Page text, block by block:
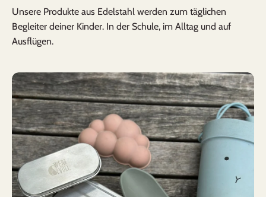
Unsere Produkte aus Edelstahl werden zum täglichen
Begleiter deiner Kinder. In der Schule, im Alltag und auf
Ausflügen.